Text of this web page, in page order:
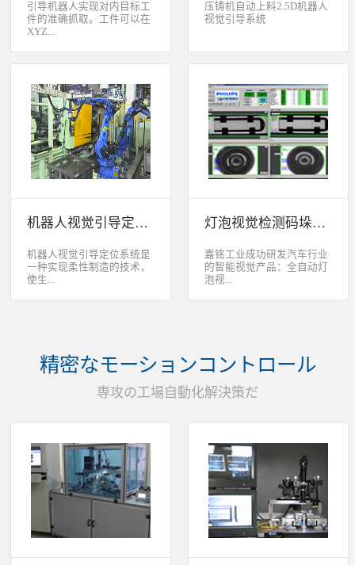
引导机器人实现对内目标工
件的准确抓取。工件可以在
XYZ...
差，3D视觉定位系统能够根
据工件的三维特征信息，准
确获取工件的三维位置信
息。该系统可广泛应用于各
类生产线上物料搬运、装
配、上架、下架等。 系统
采用最先进的2D、2.5D和
3D视觉定位技术，引导机器
空间内目标工件的准确抓
上存在位移和角度偏差，3D
的三维特征信息，准确获取
工件的三维位置信息。该系
统可广泛应用于各类生产线
上物料搬运、装配、上架、
下架等。
压铸机自动上料2.5D机器人
视觉引导系统
机器人视觉引导定位系统
机器人视觉引导定位系统是
一种实现柔性制造的技术，
使生...
器视觉系统还能在处理或组
装产品的同时对其进行检
和数据矩阵代码。功能介绍
少了人力成本，大幅度的提
高了生产力，为客户创造了
显著的经济效益和社会效
益。应用机器视觉引导机器
人是一种实现柔性制造的技
术，使生产线很容易适应产
品的变化、不同的位置及方
向，定位取放的零件或指导
系统还能在处理或组装产品
灯泡视觉检测码垛系统
嘉铭工业成功研发汽车行业
的智能视觉产品：全自动灯
泡视...
泡、裂纹、脏污、气线；灯
头上的顶锡缺失、顶丝外
外露、脏污、灯头角度；剔
精密なモーションコントロール
専攻の工場自動化解決策だ